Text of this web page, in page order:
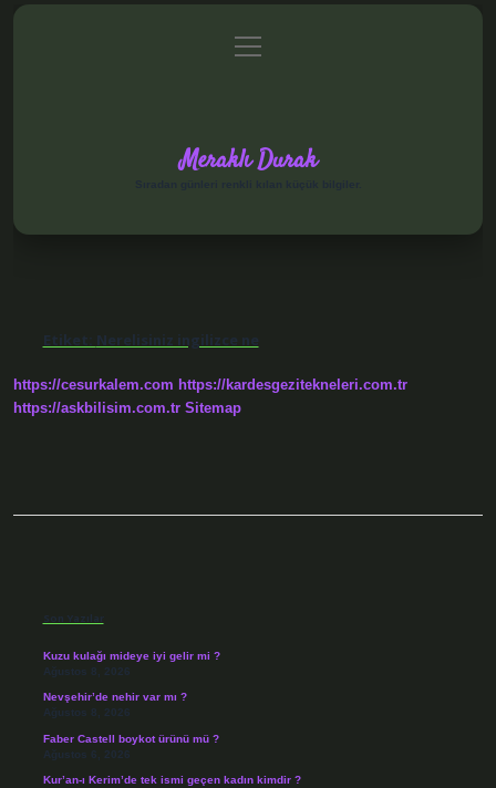
Gizlilik Politikası
menüyü
aç
Meraklı Durak
Etiket: Nerelisiniz ingilizce ne
https://cesurkalem.com https://kardesgezitekneleri.com.tr
https://askbilisim.com.tr Sitemap
Son Yazılar
Kuzu kulağı mideye iyi gelir mi ?
Ağustos 8, 2026
Nevşehir’de nehir var mı ?
Ağustos 8, 2026
Faber Castell boykot ürünü mü ?
Ağustos 6, 2026
Kur’an-ı Kerim’de tek ismi geçen kadın kimdir ?